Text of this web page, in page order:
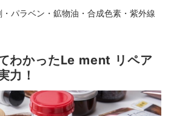
パラベン・鉱物油・合成色素・紫外線
わかったLe ment リペア
力！